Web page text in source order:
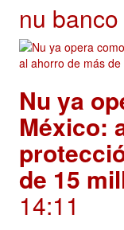
nu banco
Nu ya
México:
de 15
14:11